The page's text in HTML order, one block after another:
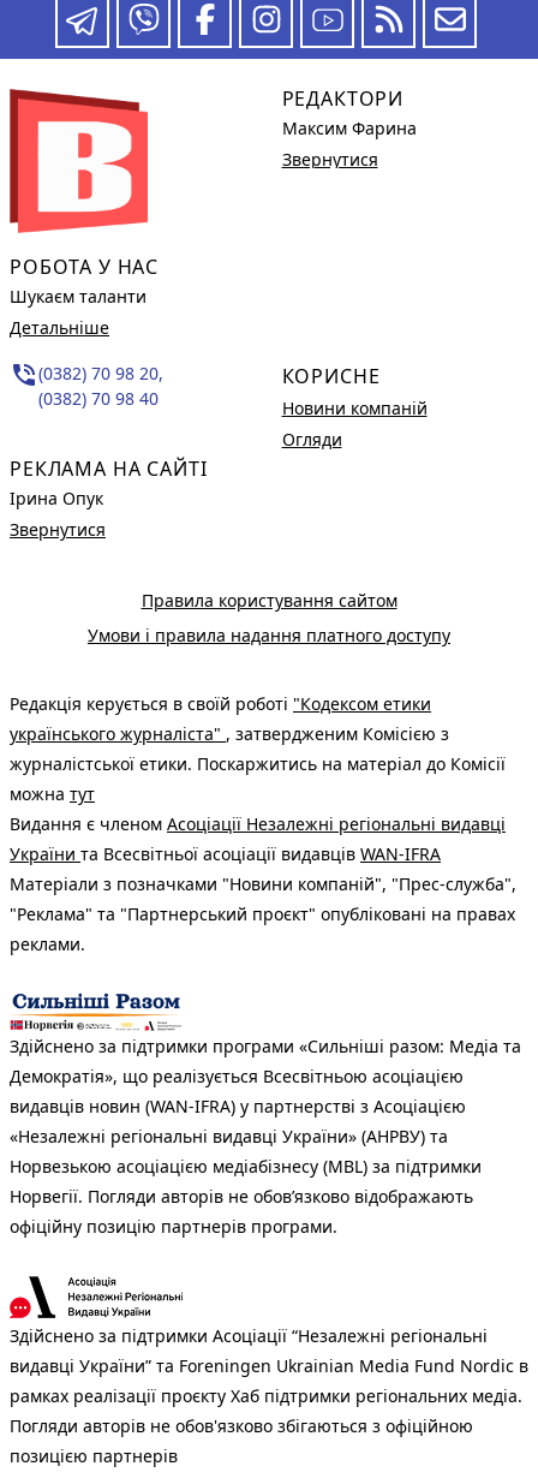
РОБОТА У НАС
Шукаєм таланти
Детальніше
phone_in_talk(0382) 70 98 20,
(0382) 70 98 40
РЕКЛАМА НА САЙТІ
Ірина Опук
Звернутися
РЕДАКТОРИ
Максим Фарина
Звернутися
КОРИСНЕ
Новини компаній
Огляди
Правила користування сайтом
Умови і правила надання платного доступу
Редакція керується в своїй роботі "Кодексом етики
українського журналіста" , затвердженим Комісією з
журналістської етики. Поскаржитись на матеріал до Комісії
можна тут
Видання є членом Асоціації Незалежні регіональні видавці
України та Всесвітньої асоціації видавців WAN-IFRA
Матеріали з позначками "Новини компаній", "Прес-служба",
"Реклама" та "Партнерський проєкт" опубліковані на правах
реклами.
Здійснено за підтримки програми «Сильніші разом: Медіа та
Демократія», що реалізується Всесвітньою асоціацією
видавців новин (WAN-IFRA) у партнерстві з Асоціацією
«Незалежні регіональні видавці України» (АНРВУ) та
Норвезькою асоціацією медіабізнесу (MBL) за підтримки
Норвегії. Погляди авторів не обов’язково відображають
офіційну позицію партнерів програми.
Здійснено за підтримки Асоціації “Незалежні регіональні
видавці України” та Foreningen Ukrainian Media Fund Nordic в
рамках реалізації проєкту Хаб підтримки регіональних медіа.
Погляди авторів не обов'язково збігаються з офіційною
позицією партнерів